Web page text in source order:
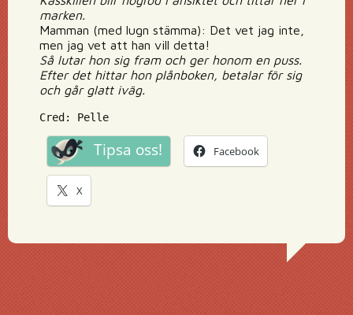
marken.
Mamman (med lugn stämma): Det vet jag inte,
men jag vet att han vill detta!
Så lutar hon sig fram och ger honom en puss.
Efter det hittar hon plånboken, betalar för sig
och går glatt iväg.
Cred: Pelle
Tipsa oss! Facebook
X